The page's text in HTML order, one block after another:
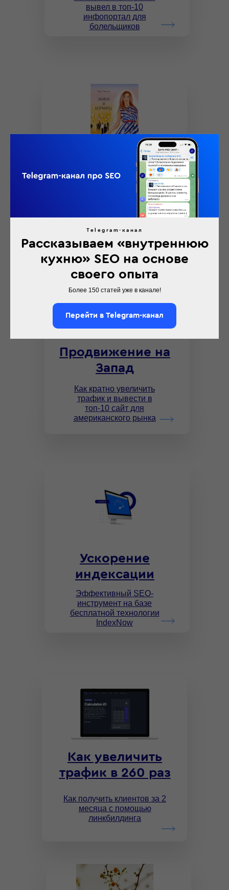
вывел в топ-10
инфопортал для
болельщиков
Как получить клиентов за 2
месяца с помощью
Как кратно увеличить
трафик и вывести в
топ-10 сайт для
американского рынка
Эффективный SEO-
инструмент на базе
бесплатной технологии
IndexNow
Замуж за
Израиль»
Продвижение на
Запад
Ускорение
индексации
Как получить клиентов за 2
месяца с помощью
линкбилдинга
Как увеличить
трафик в 260 раз
Telegram-канал
Рассказываем «внутреннюю
кухню» SEO на основе
своего опыта
Более 150 статей уже в канале!
Перейти в Telegram-канал